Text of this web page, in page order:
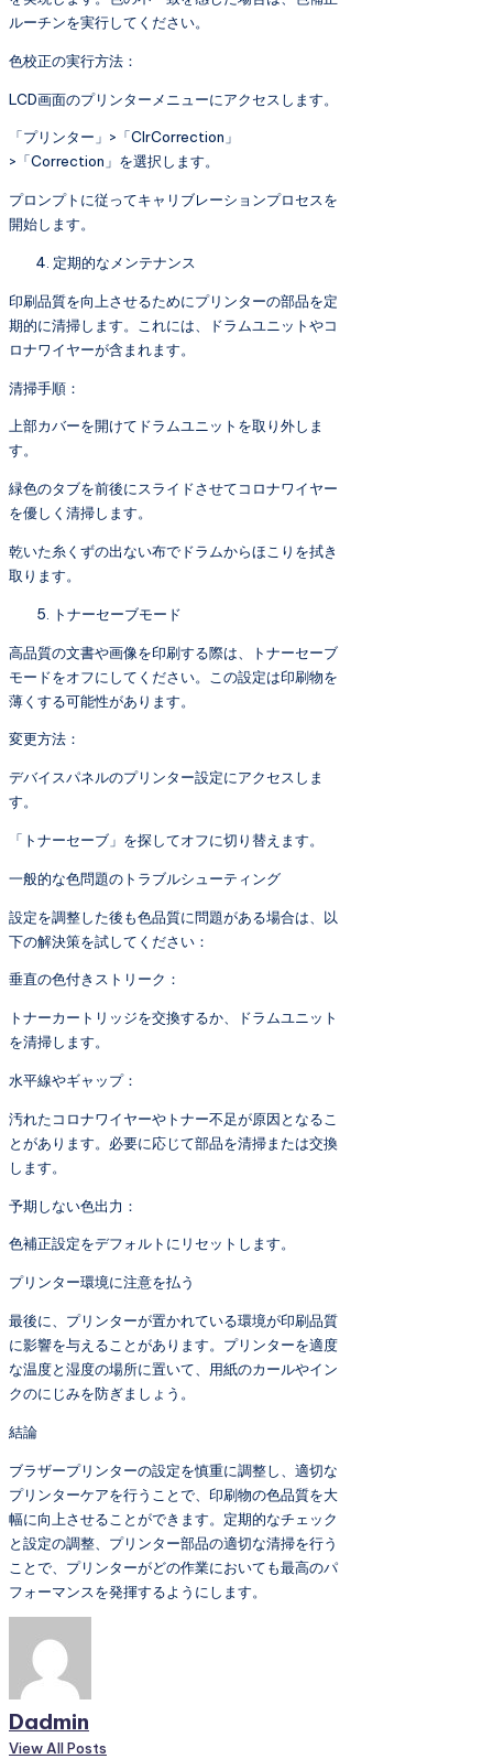
ルーチンを実行してください。
色校正の実行方法：
LCD画面のプリンターメニューにアクセスします。
「プリンター」>「ClrCorrection」
>「Correction」を選択します。
プロンプトに従ってキャリブレーションプロセスを
開始します。
定期的なメンテナンス
印刷品質を向上させるためにプリンターの部品を定
期的に清掃します。これには、ドラムユニットやコ
ロナワイヤーが含まれます。
清掃手順：
上部カバーを開けてドラムユニットを取り外しま
す。
緑色のタブを前後にスライドさせてコロナワイヤー
を優しく清掃します。
乾いた糸くずの出ない布でドラムからほこりを拭き
取ります。
トナーセーブモード
高品質の文書や画像を印刷する際は、トナーセーブ
モードをオフにしてください。この設定は印刷物を
薄くする可能性があります。
変更方法：
デバイスパネルのプリンター設定にアクセスしま
す。
「トナーセーブ」を探してオフに切り替えます。
一般的な色問題のトラブルシューティング
設定を調整した後も色品質に問題がある場合は、以
下の解決策を試してください：
垂直の色付きストリーク：
トナーカートリッジを交換するか、ドラムユニット
を清掃します。
水平線やギャップ：
汚れたコロナワイヤーやトナー不足が原因となるこ
とがあります。必要に応じて部品を清掃または交換
します。
予期しない色出力：
色補正設定をデフォルトにリセットします。
プリンター環境に注意を払う
最後に、プリンターが置かれている環境が印刷品質
に影響を与えることがあります。プリンターを適度
な温度と湿度の場所に置いて、用紙のカールやイン
クのにじみを防ぎましょう。
結論
ブラザープリンターの設定を慎重に調整し、適切な
プリンターケアを行うことで、印刷物の色品質を大
幅に向上させることができます。定期的なチェック
と設定の調整、プリンター部品の適切な清掃を行う
ことで、プリンターがどの作業においても最高のパ
フォーマンスを発揮するようにします。
Dadmin
View All Posts